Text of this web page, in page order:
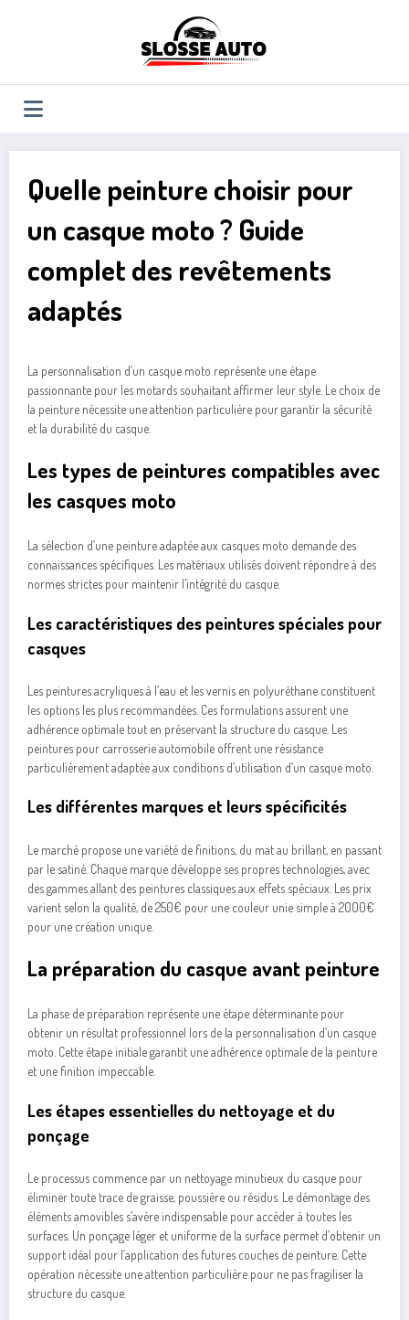
Quelle peinture choisir pour
un casque moto ? Guide
complet des revêtements
adaptés
La personnalisation d’un casque moto représente une étape
passionnante pour les motards souhaitant affirmer leur style. Le choix de
la peinture nécessite une attention particulière pour garantir la sécurité
et la durabilité du casque.
Les types de peintures compatibles avec
les casques moto
La sélection d’une peinture adaptée aux casques moto demande des
connaissances spécifiques. Les matériaux utilisés doivent répondre à des
normes strictes pour maintenir l’intégrité du casque.
Les caractéristiques des peintures spéciales pour
casques
Les peintures acryliques à l’eau et les vernis en polyuréthane constituent
les options les plus recommandées. Ces formulations assurent une
adhérence optimale tout en préservant la structure du casque. Les
peintures pour carrosserie automobile offrent une résistance
particulièrement adaptée aux conditions d’utilisation d’un casque moto.
Les différentes marques et leurs spécificités
Le marché propose une variété de finitions, du mat au brillant, en passant
par le satiné. Chaque marque développe ses propres technologies, avec
des gammes allant des peintures classiques aux effets spéciaux. Les prix
varient selon la qualité, de 250€ pour une couleur unie simple à 2000€
pour une création unique.
La préparation du casque avant peinture
La phase de préparation représente une étape déterminante pour
obtenir un résultat professionnel lors de la personnalisation d’un casque
moto. Cette étape initiale garantit une adhérence optimale de la peinture
et une finition impeccable.
Les étapes essentielles du nettoyage et du
ponçage
Le processus commence par un nettoyage minutieux du casque pour
éliminer toute trace de graisse, poussière ou résidus. Le démontage des
éléments amovibles s’avère indispensable pour accéder à toutes les
surfaces. Un ponçage léger et uniforme de la surface permet d’obtenir un
support idéal pour l’application des futures couches de peinture. Cette
opération nécessite une attention particulière pour ne pas fragiliser la
structure du casque.